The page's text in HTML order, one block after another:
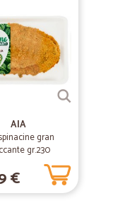
ottima
03/12/2019
09/11/2019
AIA
gran
gr.230
€